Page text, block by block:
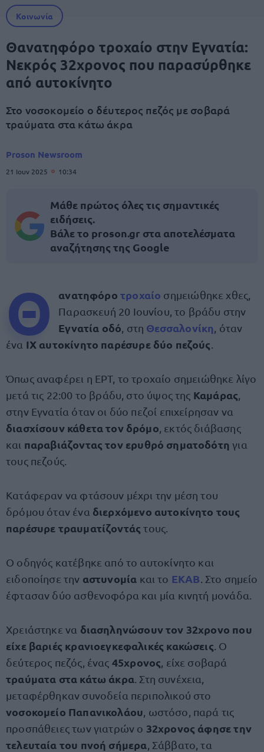
Κοινωνία
Θανατηφόρο τροχαίο στην Εγνατία:
Νεκρός 32χρονος που παρασύρθηκε
από αυτοκίνητο
Στο νοσοκομείο ο δέυτερος πεζός με σοβαρά
τραύματα στα κάτω άκρα
Proson Newsroom
21 Ιουν 2025 10:34
Μάθε πρώτος όλες τις σημαντικές
ειδήσεις.
Βάλε το proson.gr στα αποτελέσματα
αναζήτησης της Google
Θ ανατηφόρο τροχαίο σημειώθηκε χθες,
Παρασκευή 20 Ιουνίου, το βράδυ στην
Εγνατία οδό , στη Θεσσαλονίκη , όταν
ένα ΙΧ αυτοκίνητο παρέσυρε δύο πεζούς
Όπως αναφέρει η ΕΡΤ, το τροχαίο σημειώθηκε λίγο
μετά τις 22:00 το βράδυ, στο ύψος της Καμάρας
στην Εγνατία όταν οι δύο πεζοί επιχείρησαν να
διασχίσουν κάθετα τον δρόμο , εκτός διάβασης
και παραβιάζοντας τον ερυθρό σηματοδότη για
τους πεζούς.
Κατάφεραν να φτάσουν μέχρι την μέση του
δρόμου όταν ένα διερχόμενο αυτοκίνητο τους
παρέσυρε τραυματίζοντάς τους.
Ο οδηγός κατέβηκε από το αυτοκίνητο και
ειδοποίησε την αστυνομία και το ΕΚΑΒ . Στο σημείο
έφτασαν δύο ασθενοφόρα και μία κινητή μονάδα.
Χρειάστηκε να διασηληνώσουν τον 32χρονο που
είχε βαριές κρανιοεγκεφαλικές κακώσεις . Ο
δεύτερος πεζός, ένας 45χρονος , είχε σοβαρά
τραύματα στα κάτω άκρα . Στη συνέχεια,
μεταφέρθηκαν συνοδεία περιπολικού στο
νοσοκομείο Παπανικολάου , ωστόσο, παρά τις
προσπάθειες των γιατρών ο 32χρονος άφησε την
τελευταία του πνοή σήμερα , Σάββατο, τα